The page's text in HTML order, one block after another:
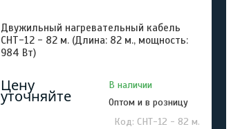
Двужильный нагревательный кабель
СНТ-12 - 82 м. (Длина: 82 м., мощность:
984 Вт)
Цену
уточняйте
В наличии
Оптом и в розницу
СНТ-12 - 82 м.